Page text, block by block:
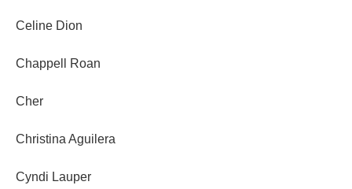
Celine Dion
Chappell Roan
Cher
Christina Aguilera
Cyndi Lauper